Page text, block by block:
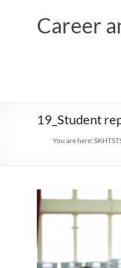
Career
19_Student
You are here: